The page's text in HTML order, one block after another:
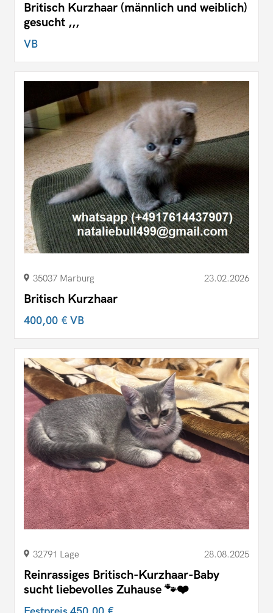
Britisch Kurzhaar (männlich und weiblich)
gesucht ,,,
VB
35037 Marburg 23.02.2026
Britisch Kurzhaar
400,00 €VB
32791 Lage 28.08.2025
Reinrassiges Britisch-Kurzhaar-Baby
sucht liebevolles Zuhause 🐾❤️